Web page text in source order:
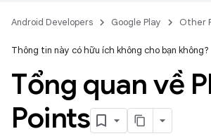
Android Developers Google Play Other
Thông tin này có hữu ích không cho bạn không?
Tổng quan về
Points